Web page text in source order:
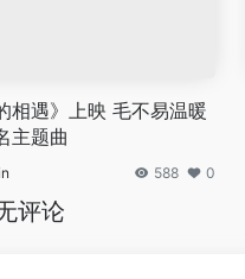
相遇》上映 毛不易温暖
主题曲
588 0
评论